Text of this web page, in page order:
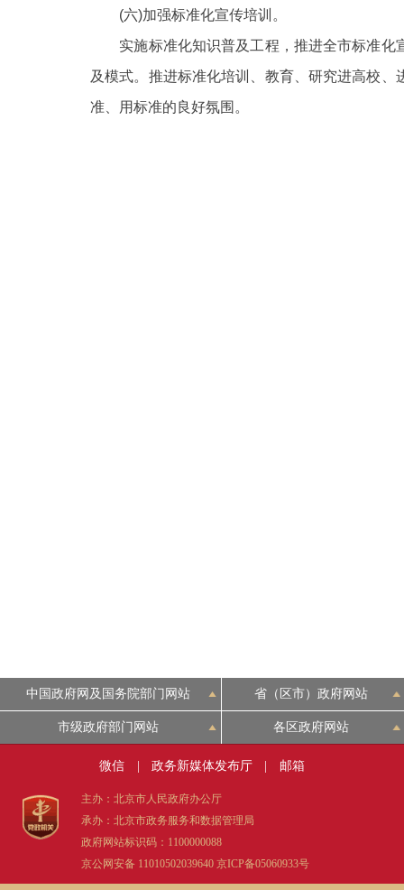
(六)加强标准化宣传培训。
实施标准化知识普及工程，推进全市标准化
及模式。推进标准化培训、教育、研究进高校
准、用标准的良好氛围。
中国政府网及国务院部门网站 省（区市）政府网站
市级政府部门网站 各区政府网站
微信 政务新媒体发布厅 邮箱
主办：北京市人民政府办公厅
承办：北京市政务服务和数据管理局
政府网站标识码：1100000088
京公网安备 11010502039640 京ICP备05060933号